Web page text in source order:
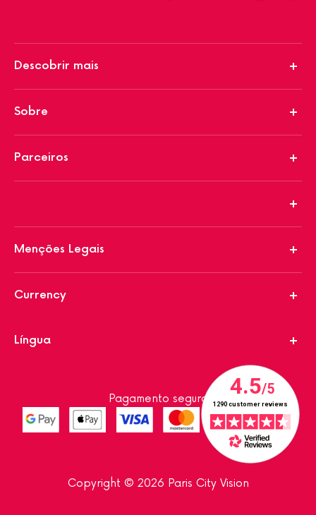
Descobrir mais
Sobre
Parceiros
Menções Legais
Currency
Língua
Pagamento seguro
Copyright © 2026 Paris City Vision